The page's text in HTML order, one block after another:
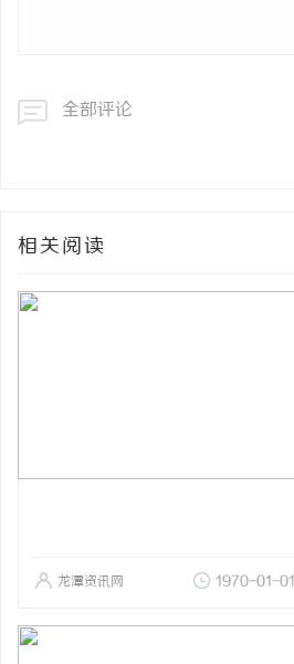
全部评论
相关阅读
龙潭资讯网 1970-01-01